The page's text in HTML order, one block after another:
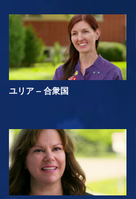
ユリア – 合衆国